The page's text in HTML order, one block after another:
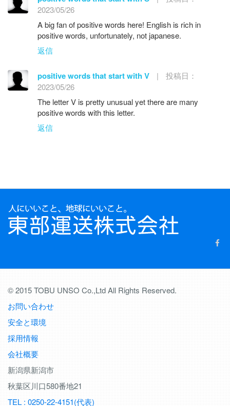
2023/05/26
A big fan of positive words here! English is rich in
positive words, unfortunately, not japanese.
返信
positive words that start with V |
投稿日：
2023/05/26
The letter V is pretty unusual yet there are many
positive words with this letter.
返信
© 2015 TOBU UNSO Co.,Ltd All Rights Reserved.
お問い合わせ
安全と環境
採用情報
会社概要
新潟県新潟市
秋葉区川口580番地21
TEL : 0250-22-4151(代表)